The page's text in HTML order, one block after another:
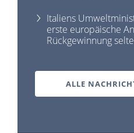
Italiens
erste europäische
Rückgewinnung
ALLE